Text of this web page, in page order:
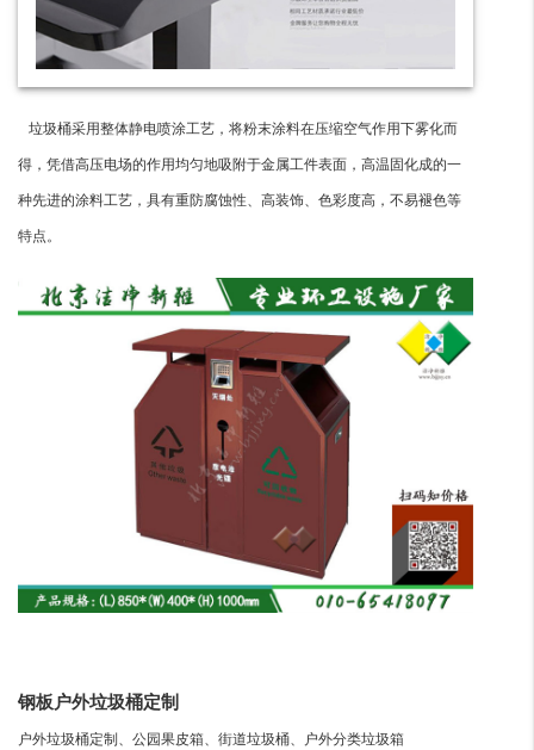
垃圾桶采用整体静电喷涂工艺，将粉末涂料在压缩空气作用下雾化而
得，凭借高压电场的作用均匀地吸附于金属工件表面，高温固化成的一
种先进的涂料工艺，具有重防腐蚀性、高装饰、色彩度高，不易褪色等
特点。
钢板户外垃圾桶定制
户外垃圾桶定制、公园果皮箱、街道垃圾桶、户外分类垃圾箱